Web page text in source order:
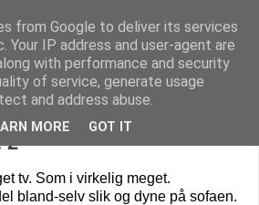
2
tv. Som i virkelig meget.
bland-selv slik og dyne på sofaen.
from Google to deliver its services
Your IP address and user-agent are
with performance and security
of service, generate usage
and address abuse.
MORE GOT IT